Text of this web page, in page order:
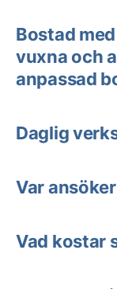
Bostad
vuxna och
anpassad
Daglig
Var
Vad kostar